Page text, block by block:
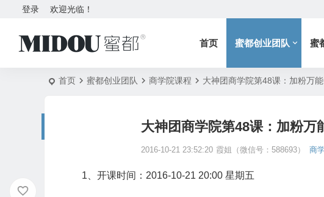
欢迎光临！
登录
首页 蜜都创业团队 蜜
首页 蜜都创业团队 商学院课程 大神团商学院第48课：加粉万
大神团商学院第48课：加粉万
2016-10-21 23:52:20 霞姐（微信号：588693） 商
1、开课时间：2016-10-21 20:00 星期五